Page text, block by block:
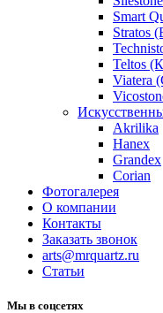
Smart
Stratos
Teltos
Akrilika
Hanex
Grandex
Corian
Фотогалерея
О компании
Контакты
Заказать звонок
arts@mrquartz.ru
Статьи
Мы в соцсетях